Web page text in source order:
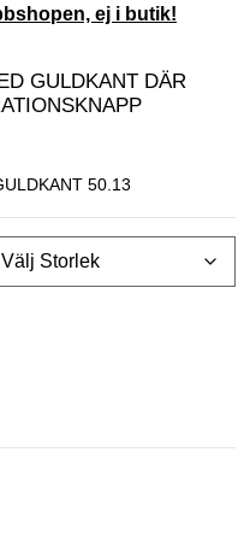
ej i butik!
GULDKANT DÄR
50.13